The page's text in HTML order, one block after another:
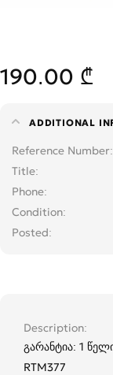
190.00 ₾
ADDITIONAL
Reference Number
Title
Phone
Condition
Posted
Description
გარანტია: 1
RTM377